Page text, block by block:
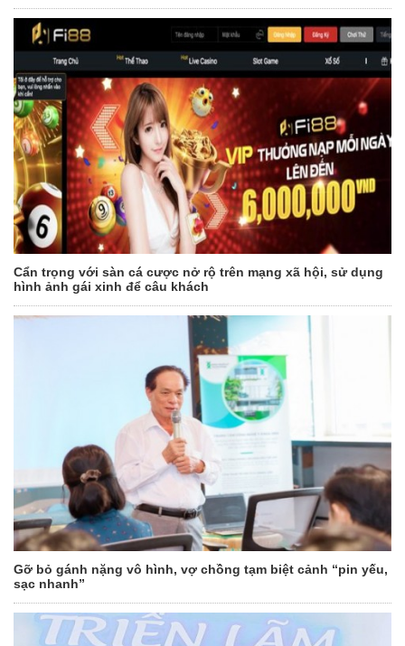
Cẩn trọng với sàn cá cược nở rộ trên mạng xã hội, sử dụng
hình ảnh gái xinh để câu khách
Gỡ bỏ gánh nặng vô hình, vợ chồng tạm biệt cảnh “pin yếu,
sạc nhanh”